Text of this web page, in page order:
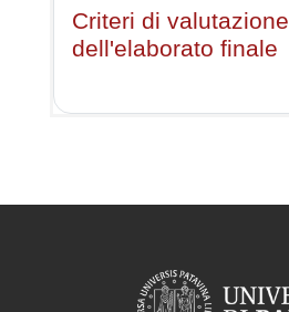
Criteri di valutazione
dell'elaborato finale